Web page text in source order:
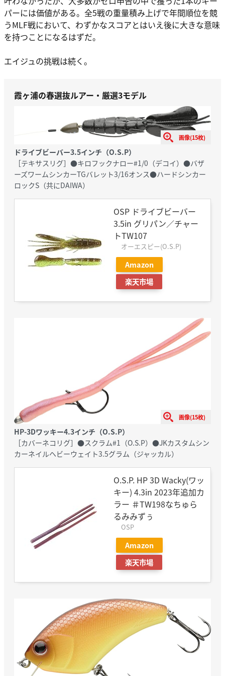
パーには価値がある。全5戦の重量積み上げで年間順位を競
うMLF戦において、わずかなスコアとはいえ後に大きな意味
を持つことになるはずだ。
エイジュの挑戦は続く。
霞ヶ浦の春選抜ルアー・厳選3モデル
画像(15枚)
ドライブビーバー3.5インチ（O.S.P）
［テキサスリグ］●キロフックナロー#1/0（デコイ）●バザ
ーズワームシンカーTGバレット3/16オンス●ハードシンカー
ロックS（共にDAIWA）
OSP ドライブビーバー
3.5in グリパン／チャー
トTW107
オーエスピー(O.S.P)
Amazon
楽天市場
画像(15枚)
HP-3Dワッキー4.3インチ（O.S.P）
［カバーネコリグ］●スクラム#1（O.S.P）●JKカスタムシン
カーネイルヘビーウェイト3.5グラム（ジャッカル）
O.S.P. HP 3D Wacky(ワッ
キー) 4.3in 2023年追加カ
ラー ＃TW198なちゅら
るみみずぅ
OSP
Amazon
楽天市場